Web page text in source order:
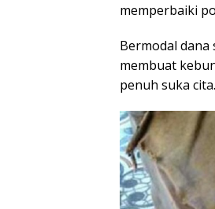
memperbaiki
Bermodal
membuat
penuh suka cita.